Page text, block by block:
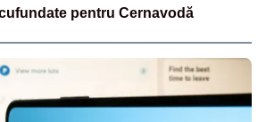
pentru Cernavodă